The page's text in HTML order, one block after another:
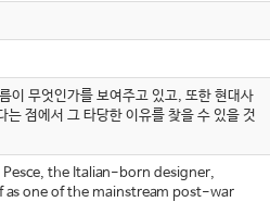
이 무엇인가를 보여주고 있고, 또한 현대사
점에서 그 타당한 이유를 찾을 수 있을 것
the Italian-born designer,
as one of the mainstream post-war